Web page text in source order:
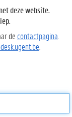
deze website.
de contactpagina